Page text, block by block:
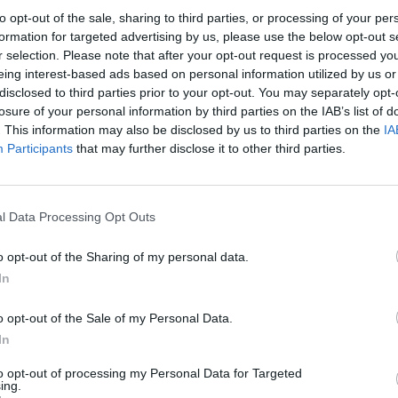
opt-out of the sale, sharing to third parties, or processing of your
for targeted advertising by us, please use the below opt-out
selection. Please note that after your opt-out request is processed
interest-based ads based on personal information utilized by us
to third parties prior to your opt-out. You may separately
of your personal information by third parties on the IAB’s list of
This information may also be disclosed by us to third parties on the
Participants that may further disclose it to other third parties.
Data Processing Opt Outs
opt-out of the Sharing of my personal data.
opt-out of the Sale of my Personal Data.
opt-out of processing my Personal Data for Targeted
πορεία υλοποίησης αλλά και την
που πρέπει να γίνουν στο 2ο Δημοτικό